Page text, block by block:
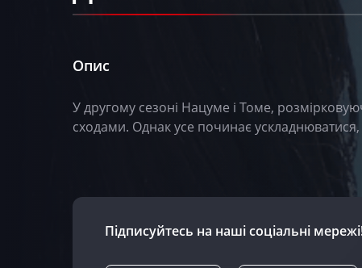
Опис
У другому сезоні Нацуме і Томе,
сходами. Однак усе починає ускладнюватися,
Підписуйтесь на наші соціальні